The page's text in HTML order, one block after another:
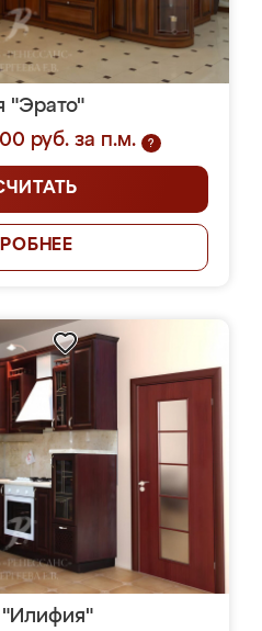
"Эрато"
руб. за п.м.
?
"Илифия"